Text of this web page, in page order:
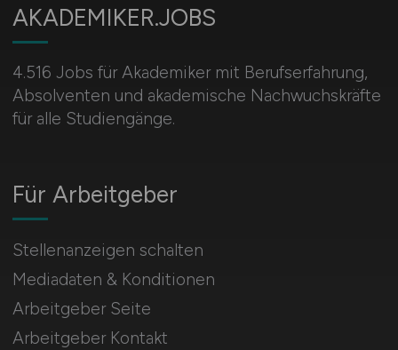
AKADEMIKER.JOBS
4.516 Jobs für Akademiker mit Berufserfahrung,
Absolventen und akademische Nachwuchskräfte
für alle Studiengänge.
Für Arbeitgeber
Stellenanzeigen schalten
Mediadaten & Konditionen
Arbeitgeber Seite
Arbeitgeber Kontakt